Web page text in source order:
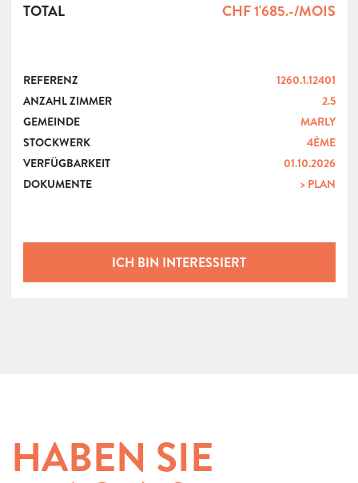
TOTAL
CHF 1'685.-/MOIS
REFERENZ
1260.1.12401
ANZAHL ZIMMER
2.5
GEMEINDE
MARLY
STOCKWERK
4ÈME
VERFÜGBARKEIT
01.10.2026
DOKUMENTE
> PLAN
ICH BIN INTERESSIERT
HABEN SIE